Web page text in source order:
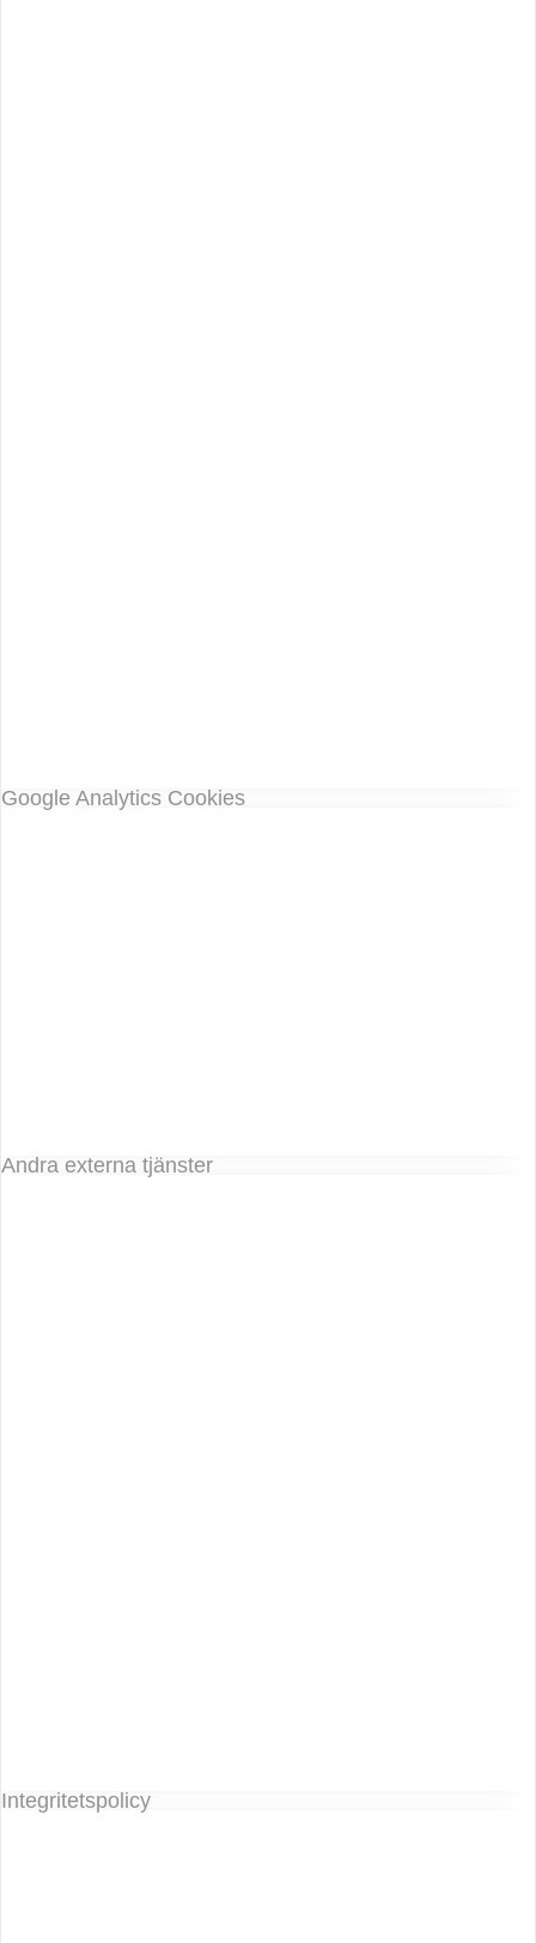
Google Analytics Cookies
Andra externa tjänster
Integritetspolicy